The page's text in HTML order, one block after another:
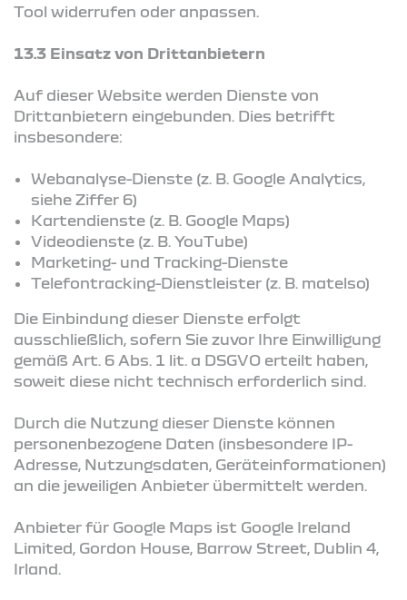
Tool widerrufen oder anpassen.
13.3 Einsatz von Drittanbietern
Auf dieser Website werden Dienste von
Drittanbietern eingebunden. Dies betrifft
insbesondere:
Webanalyse-Dienste (z. B. Google Analytics,
siehe Ziffer 6)
Kartendienste (z. B. Google Maps)
Videodienste (z. B. YouTube)
Marketing- und Tracking-Dienste
Telefontracking-Dienstleister (z. B. matelso)
Die Einbindung dieser Dienste erfolgt
ausschließlich, sofern Sie zuvor Ihre Einwilligung
gemäß Art. 6 Abs. 1 lit. a DSGVO erteilt haben,
soweit diese nicht technisch erforderlich sind.
Durch die Nutzung dieser Dienste können
personenbezogene Daten (insbesondere IP-
Adresse, Nutzungsdaten, Geräteinformationen)
an die jeweiligen Anbieter übermittelt werden.
Anbieter für Google Maps ist Google Ireland
Limited, Gordon House, Barrow Street, Dublin 4,
Irland.